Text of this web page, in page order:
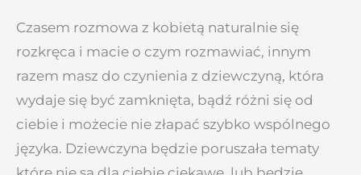
Czasem rozmowa z kobietą naturalnie się
rozkręca i macie o czym rozmawiać, innym
razem masz do czynienia z dziewczyną, która
wydaje się być zamknięta, bądź różni się od
ciebie i możecie nie złapać szybko wspólnego
języka. Dziewczyna będzie poruszała tematy